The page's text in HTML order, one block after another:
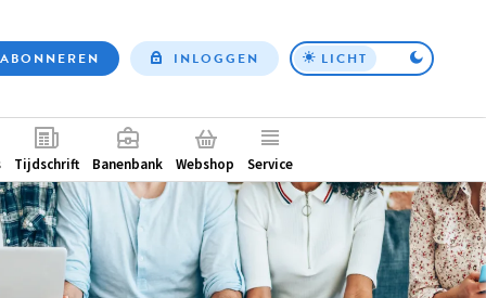
Top
ABONNEREN INLOGGEN LICHT
Tijdschrift Banenbank Webshop Service